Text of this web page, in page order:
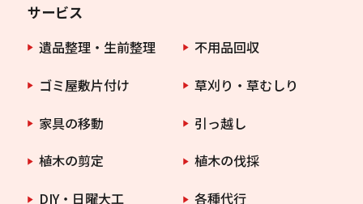
サービス
遺品整理・生前整理
不用品回収
ゴミ屋敷片付け
草刈り・草むしり
家具の移動
引っ越し
植木の剪定
植木の伐採
DIY・日曜大工
各種代行